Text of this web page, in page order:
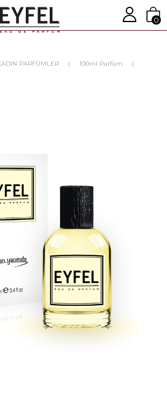
0
PARFÜMLER 100ml Parfüm